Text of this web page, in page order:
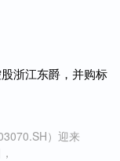
浙江东爵，并购标
）迎来